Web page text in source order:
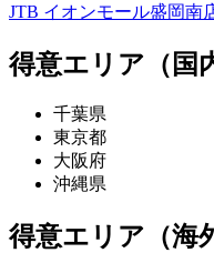
JTB イオンモール盛岡南
得意エリア（国
千葉県
東京都
大阪府
沖縄県
得意エリア（海